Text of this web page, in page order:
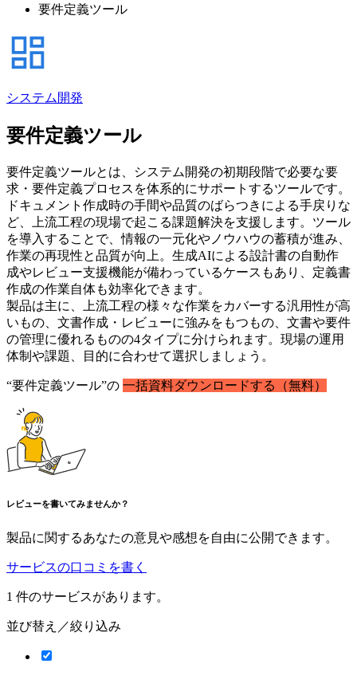
要件定義ツール
システム開発
要件定義ツール
要件定義ツールとは、システム開発の初期段階で必要な要
求・要件定義プロセスを体系的にサポートするツールです。
ドキュメント作成時の手間や品質のばらつきによる手戻りな
ど、上流工程の現場で起こる課題解決を支援します。ツール
を導入することで、情報の一元化やノウハウの蓄積が進み、
作業の再現性と品質が向上。生成AIによる設計書の自動作
成やレビュー支援機能が備わっているケースもあり、定義書
作成の作業自体も効率化できます。
製品は主に、上流工程の様々な作業をカバーする汎用性が高
いもの、文書作成・レビューに強みをもつもの、文書や要件
の管理に優れるものの4タイプに分けられます。現場の運用
体制や課題、目的に合わせて選択しましょう。
“要件定義ツール”の 一括資料ダウンロードする（無料）
レビューを書いてみませんか？
製品に関するあなたの意見や感想を自由に公開できます。
サービスの口コミを書く
1 件のサービスがあります。
並び替え／絞り込み